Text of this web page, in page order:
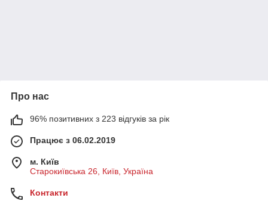
Про нас
96% позитивних з 223 відгуків за рік
Працює з 06.02.2019
м. Київ
Старокиївська 26, Київ, Україна
Контакти